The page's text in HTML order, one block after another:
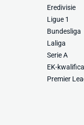
Eredivisie
Ligue 1
Bundesliga
Laliga
Serie A
EK-
Premier